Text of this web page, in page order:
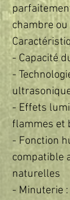
chambre
- Capacité
-
- Effets
flammes et
- Fonction
compatible
naturelles
- Minuterie